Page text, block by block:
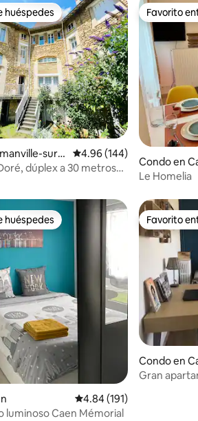
5, 114 reseñas
huéspedes
huéspedes
sur-
Calificación promedio:
4.96 (144)
dúplex a 30 metros
Favorito
Favorito
Condo en
Le Homelia
huéspedes
huéspedes
Calificación promedio:
4.84 (191)
luminoso Caen Mémorial
Favorito
Favorito
Condo en
Gran